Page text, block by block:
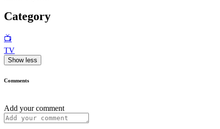
Category
📺
TV
Show less
Comments
Add your comment